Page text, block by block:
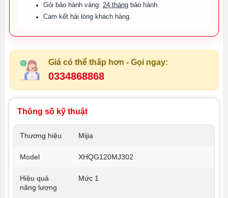
Gói bảo hành vàng: 24 tháng bảo hành.
Cam kết hài lòng khách hàng.
Giá có thể thấp hơn - Gọi ngay:
0334868868
Thông số kỹ thuật
Thương hiệu Mijia
Model XHQG120MJ302
Hiệu quả
năng lượng
Mức 1